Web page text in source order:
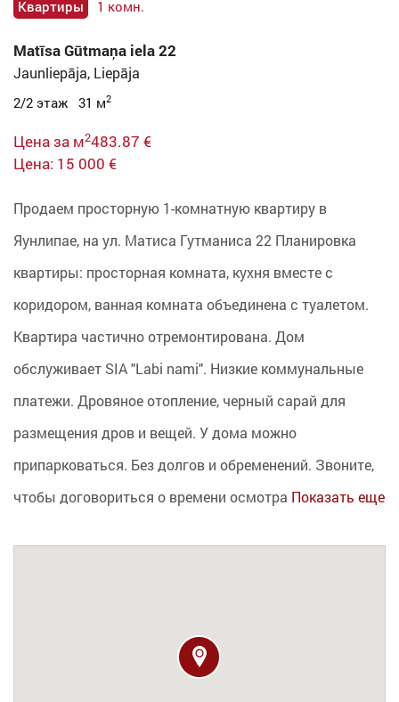
Квартиры 1 комн.
Matīsa Gūtmaņa iela 22
Jaunliepāja, Liepāja
2/2 этаж 31 м2
Цена за м2483.87 €
Цена: 15 000 €
Продаем просторную 1-комнатную квартиру в
Яунлипае, на ул. Матиса Гутманиса 22 Планировка
квартиры: просторная комната, кухня вместе с
коридором, ванная комната объединена с туалетом.
Квартира частично отремонтирована. Дом
обслуживает SIA "Labi nami". Низкие коммунальные
платежи. Дровяное отопление, черный сарай для
размещения дров и вещей. У дома можно
припарковаться. Без долгов и обременений. Звоните,
чтобы договориться о времени осмотра Показать еще